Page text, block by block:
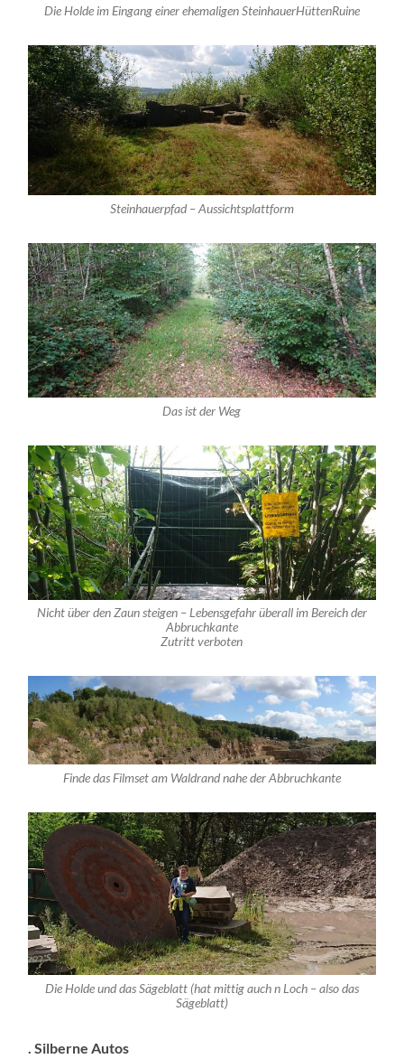
Die Holde im Eingang einer ehemaligen SteinhauerHüttenRuine
Steinhauerpfad – Aussichtsplattform
Das ist der Weg
Nicht über den Zaun steigen – Lebensgefahr überall im Bereich der
Abbruchkante
Zutritt verboten
Finde das Filmset am Waldrand nahe der Abbruchkante
Die Holde und das Sägeblatt (hat mittig auch n Loch – also das
Sägeblatt)
. Silberne Autos